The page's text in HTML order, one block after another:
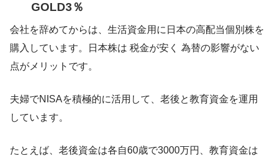
GOLD3％
会社を辞めてからは、生活資金用に日本の高配当個別株を
購入しています。日本株は 税金が安く 為替の影響がない
点がメリットです。
夫婦でNISAを積極的に活用して、老後と教育資金を運用
しています。
たとえば、老後資金は各自60歳で3000万円、教育資金は